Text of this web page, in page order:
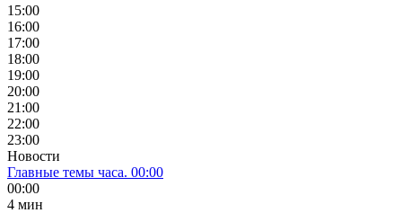
15:00
16:00
17:00
18:00
19:00
20:00
21:00
22:00
23:00
Новости
Главные темы часа. 00:00
00:00
4 мин